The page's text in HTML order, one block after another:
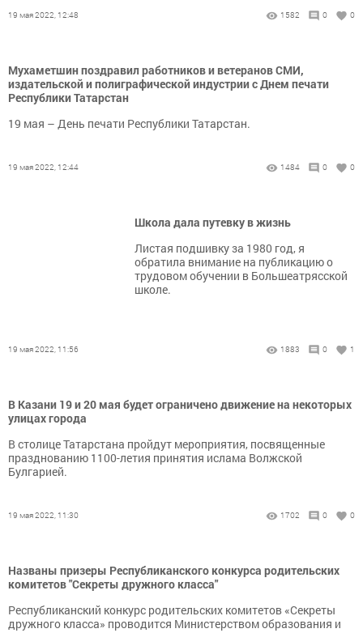
19 мая 2022, 12:48 1582 0 0
Мухаметшин поздравил работников и ветеранов СМИ,
издательской и полиграфической индустрии с Днем печати
Республики Татарстан
19 мая – День печати Республики Татарстан.
19 мая 2022, 12:44 1484 0 0
Школа дала путевку в жизнь
Листая подшивку за 1980 год, я
обратила внимание на публикацию о
трудовом обучении в Большеатрясской
школе.
19 мая 2022, 11:56 1883 0 1
В Казани 19 и 20 мая будет ограничено движение на некоторых
улицах города
В столице Татарстана пройдут мероприятия, посвященные
празднованию 1100-летия принятия ислама Волжской
Булгарией.
19 мая 2022, 11:30 1702 0 0
Названы призеры Республиканского конкурса родительских
комитетов "Секреты дружного класса"
Республиканский конкурс родительских комитетов «Секреты
дружного класса» проводится Министерством образования и